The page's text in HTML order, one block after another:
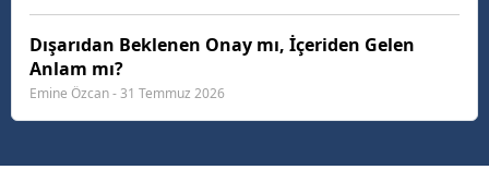
Dışarıdan Beklenen Onay mı, İçeriden Gelen
Anlam mı?
Emine Özcan - 31 Temmuz 2026